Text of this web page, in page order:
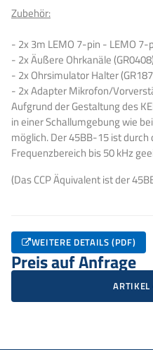
Zubehör:
- 2x 3m LEMO 7-pin - LEMO 7-
- 2x Äußere Ohrkanäle
- 2x Ohrsimulator Halter
- 2x Adapter Mikrofon/
Aufgrund der Gestaltung des
in einer Schallumgebung wie
möglich. Der 45BB-15 ist
Frequenzbereich bis 50 kHz
(Das CCP Äquivalent ist der
WEITERE DETAILS (PDF)
Preis auf Anfrage
ARTIKEL